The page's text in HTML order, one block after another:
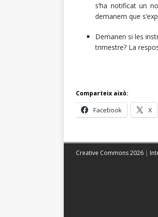
s’ha notificat un
demanem que
Demanen si les
trimestre? La
Comparteix això:
Facebook X
Creative Commons 2026 |